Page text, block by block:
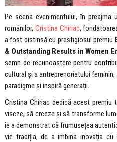
Pe scena evenimentului, în
românilor, Cristina Chiriac,
a fost distinsă cu prestigiosul premiu
& Outstanding Results in Women
semn de recunoaștere pentru
cultural și a antreprenoriatului
paradigme și inspiră generații.
Cristina Chiriac dedică acest
viseze, să creeze și să transforme
ie a demonstrat că frumusețea
vie tradiția, de a îmbina inovația